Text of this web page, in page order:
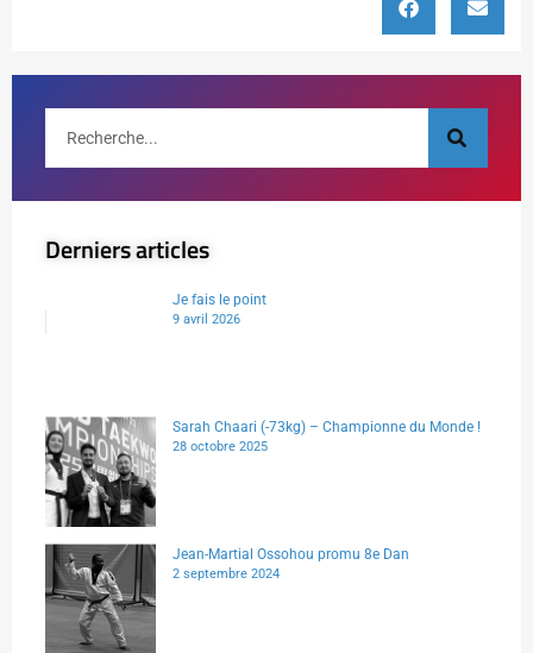
Derniers articles
Je fais le point
9 avril 2026
Sarah Chaari (-73kg) – Championne du Monde !
28 octobre 2025
Jean-Martial Ossohou promu 8e Dan
2 septembre 2024